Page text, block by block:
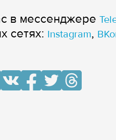
в мессенджере
сетях: Instagram,